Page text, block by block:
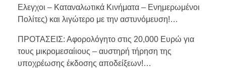
Ελεγχοι – Καταναλωτικά Κινήματα – Ενημερωμένοι
Πολίτες) και λιγώτερο με την αστυνόμευση!…
ΠΡΟΤΑΣΕΙΣ: Αφορολόγητο στις 20,000 Ευρώ για
τους μικρομεσαίιους – αυστηρή τήρηση της
υποχρέωσης έκδοσης αποδείξεων!…